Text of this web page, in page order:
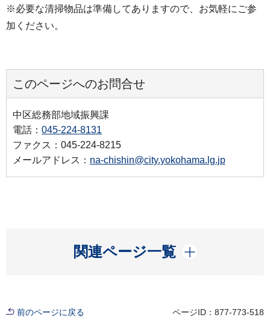
※必要な清掃物品は準備してありますので、お気軽にご参
加ください。
このページへのお問合せ
中区総務部地域振興課
電話： 045-224-8131
ファクス：045-224-8215
メールアドレス： na-chishin@city.yokohama.lg.jp
関連ページ一覧
開く
前のページに戻る ページID：877-773-518